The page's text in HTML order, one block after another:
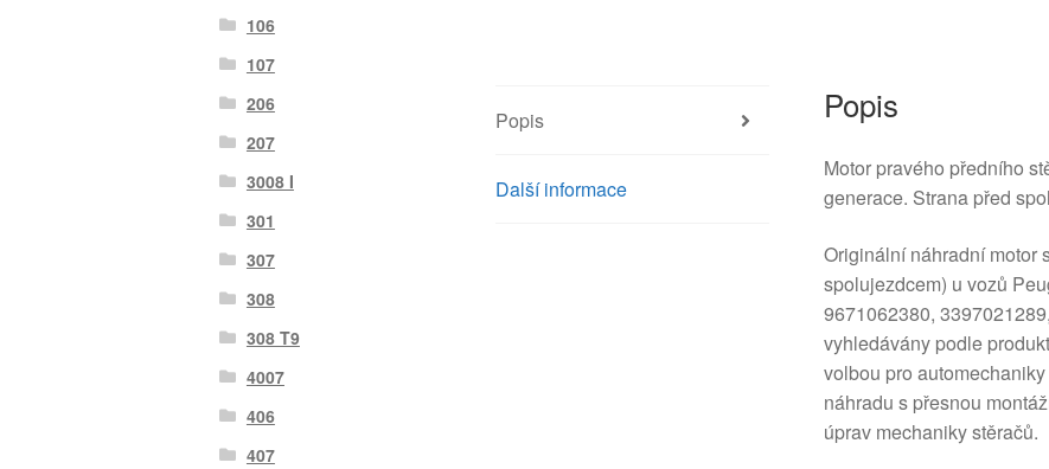
Popis
Další informace
Popis
Motor pravého předního
generace. Strana před
Originální náhradní motor
spolujezdcem) u vozů
9671062380,
vyhledávány podle
volbou pro
náhradu s přesnou
úprav mechaniky stěračů.
106
107
206
207
3008 I
301
307
308
308 T9
4007
406
407